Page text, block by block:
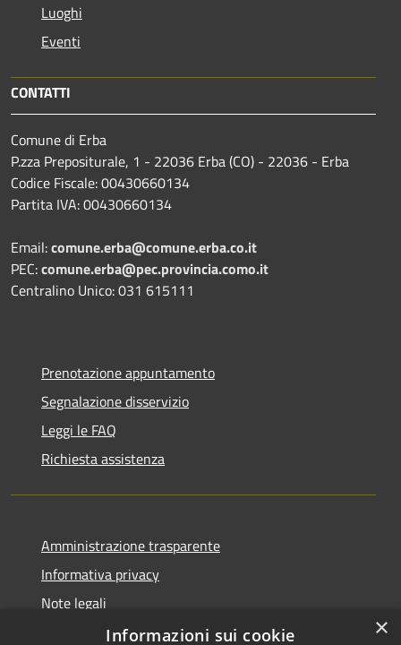
Luoghi
Eventi
CONTATTI
Comune di Erba
P.zza Prepositurale, 1 - 22036 Erba (CO) - 22036 - Erba
Codice Fiscale: 00430660134
Partita IVA: 00430660134
Email:comune.erba@comune.erba.co.it
PEC:comune.erba@pec.provincia.como.it
Centralino Unico: 031 615111
Prenotazione appuntamento
Segnalazione disservizio
Leggi le FAQ
Richiesta assistenza
Amministrazione trasparente
Informativa privacy
Note legali
Dichiarazione di accessibilità
×
Informazioni sui cookie